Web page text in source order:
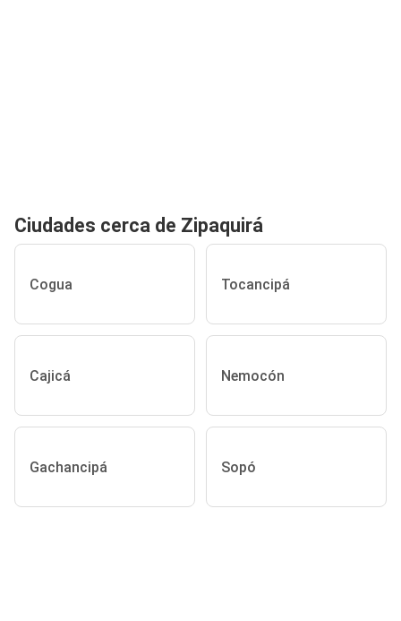
Ciudades cerca de Zipaquirá
Cogua Tocancipá
Cajicá Nemocón
Gachancipá Sopó